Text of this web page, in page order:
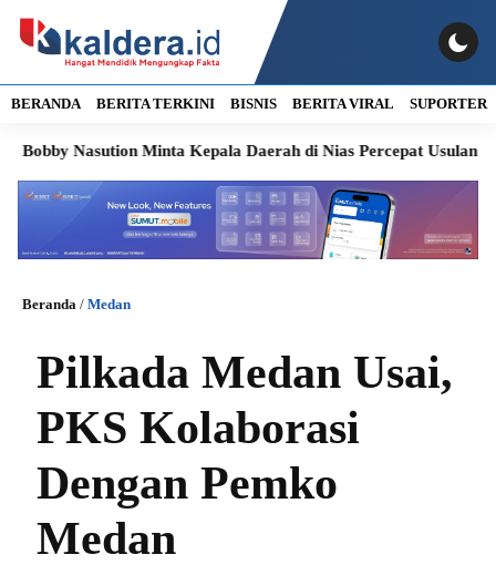
BERANDA BERITA TERKINI BISNIS BERITA VIRAL SUPORTER
Minta Kepala Daerah di Nias Percepat Usulan BKP 2027
Beranda / Medan
Pilkada Medan Usai,
PKS Kolaborasi
Dengan Pemko
Medan